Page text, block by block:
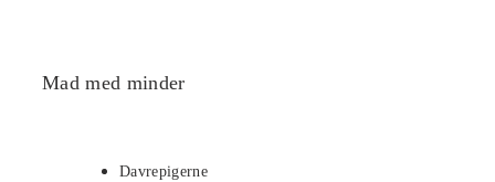
Mad med minder
Davrepigerne